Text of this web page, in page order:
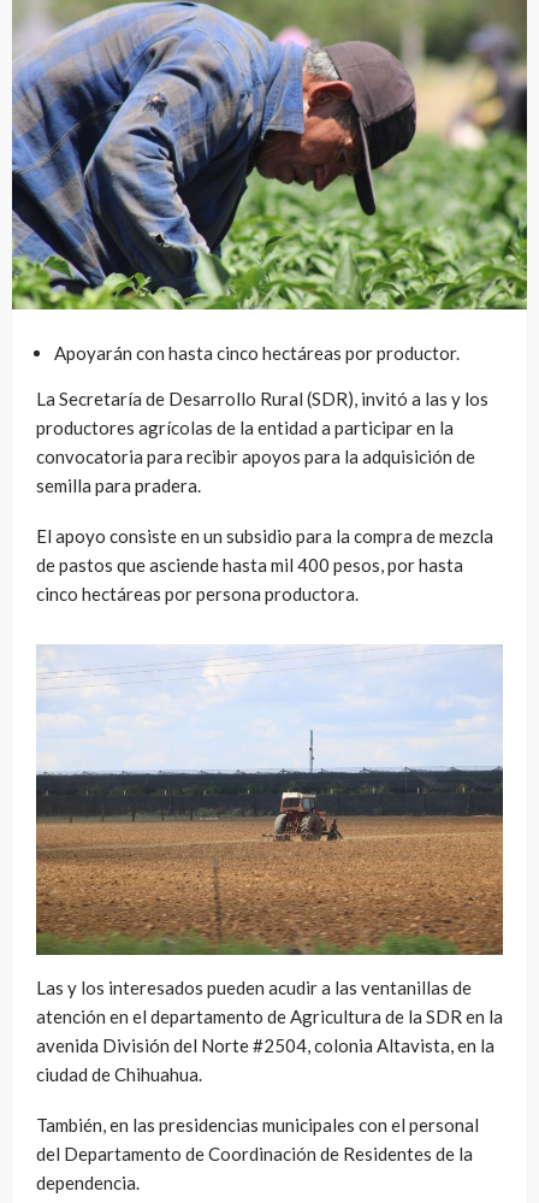
Apoyarán con hasta cinco hectáreas por productor.
La Secretaría de Desarrollo Rural (SDR), invitó a las y los
productores agrícolas de la entidad a participar en la
convocatoria para recibir apoyos para la adquisición de
semilla para pradera.
El apoyo consiste en un subsidio para la compra de mezcla
de pastos que asciende hasta mil 400 pesos, por hasta
cinco hectáreas por persona productora.
Las y los interesados pueden acudir a las ventanillas de
atención en el departamento de Agricultura de la SDR en la
avenida División del Norte #2504, colonia Altavista, en la
ciudad de Chihuahua.
También, en las presidencias municipales con el personal
del Departamento de Coordinación de Residentes de la
dependencia.